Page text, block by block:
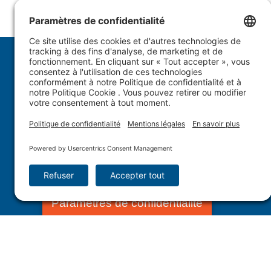
Paramètres de confidentialité
1.877.WULFTEC|1.819.838.4232
© 2005-2026 Wulftec International Inc. | Tous droits